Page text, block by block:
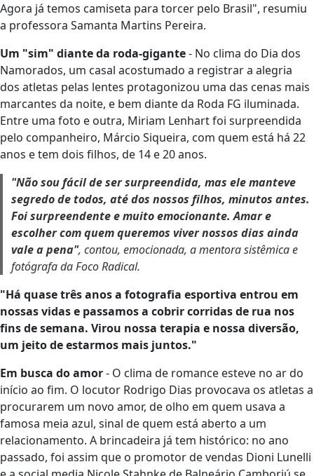
Agora já temos camiseta para torcer pelo Brasil", resumiu
a professora Samanta Martins Pereira.
Um "sim" diante da roda-gigante- No clima do Dia dos
Namorados, um casal acostumado a registrar a alegria
dos atletas pelas lentes protagonizou uma das cenas mais
marcantes da noite, e bem diante da Roda FG iluminada.
Entre uma foto e outra, Miriam Lenhart foi surpreendida
pelo companheiro, Márcio Siqueira, com quem está há 22
anos e tem dois filhos, de 14 e 20 anos.
"Não sou fácil de ser surpreendida, mas ele manteve
segredo de todos, até dos nossos filhos, minutos antes.
Foi surpreendente e muito emocionante. Amar e
escolher com quem queremos viver nossos dias ainda
vale a pena", contou, emocionada, a mentora sistêmica e
fotógrafa da Foco Radical.
"Há quase três anos a fotografia esportiva entrou em
nossas vidas e passamos a cobrir corridas de rua nos
fins de semana. Virou nossa terapia e nossa diversão,
um jeito de estarmos mais juntos."
Em busca do amor- O clima de romance esteve no ar do
início ao fim. O locutor Rodrigo Dias provocava os atletas a
procurarem um novo amor, de olho em quem usava a
famosa meia azul, sinal de quem está aberto a um
relacionamento. A brincadeira já tem histórico: no ano
passado, foi assim que o promotor de vendas Dioni Lunelli